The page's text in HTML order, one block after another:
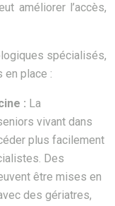
améliorer l’accès,
spécialisés,
place :
: La
vivant dans
plus facilement
Des
être mises en
des gériatres,